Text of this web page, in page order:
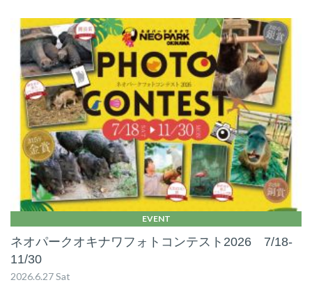
EVENT
ネオパークオキナワフォトコンテスト2026 7/18-
11/30
2026.6.27 Sat